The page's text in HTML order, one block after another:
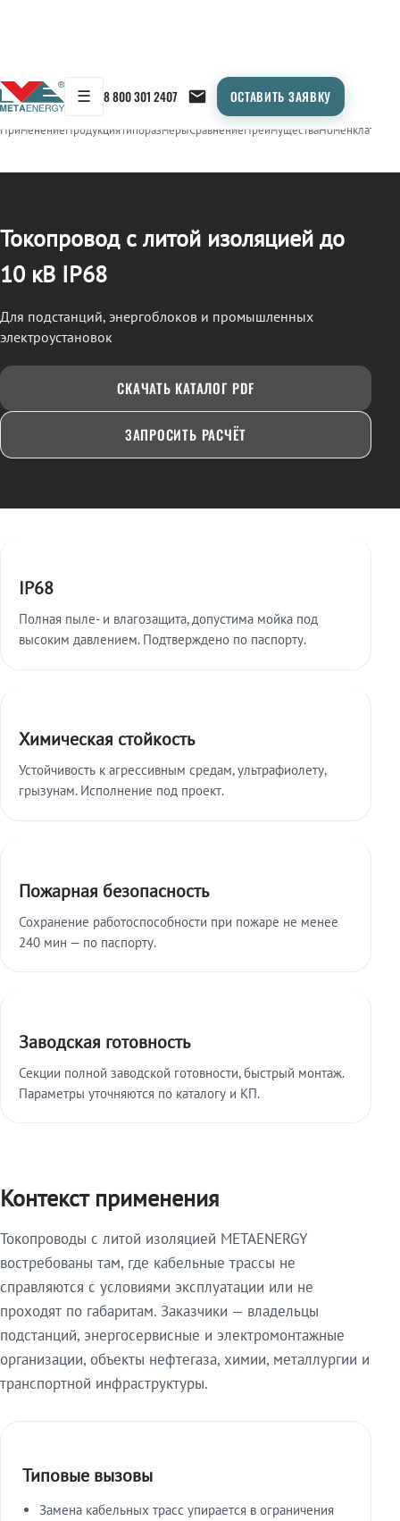
☰ 8 800 301 2407 ОСТАВИТЬ ЗАЯВКУ
← Продукция/ТОКОПРОВОД
ПрименениеПродукцияТипоразмерыСравнениеПреимуществаНоменклатура
Токопровод с литой изоляцией до
10 кВ IP68
Для подстанций, энергоблоков и промышленных
электроустановок
СКАЧАТЬ КАТАЛОГ PDF
ЗАПРОСИТЬ РАСЧЁТ
IP68
Полная пыле- и влагозащита, допустима мойка под
высоким давлением. Подтверждено по паспорту.
Химическая стойкость
Устойчивость к агрессивным средам, ультрафиолету,
грызунам. Исполнение под проект.
Пожарная безопасность
Сохранение работоспособности при пожаре не менее
240 мин — по паспорту.
Заводская готовность
Секции полной заводской готовности, быстрый монтаж.
Параметры уточняются по каталогу и КП.
Контекст применения
Токопроводы с литой изоляцией METAENERGY
востребованы там, где кабельные трассы не
справляются с условиями эксплуатации или не
проходят по габаритам. Заказчики — владельцы
подстанций, энергосервисные и электромонтажные
организации, объекты нефтегаза, химии, металлургии и
транспортной инфраструктуры.
Типовые вызовы
Замена кабельных трасс упирается в ограничения